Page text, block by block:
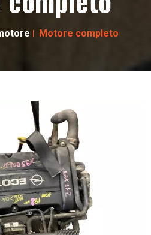
Motore completo